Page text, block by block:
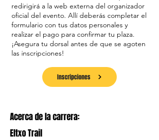
redirigirá a la web externa del organizador
oficial del evento. Allí deberás completar el
formulario con tus datos personales y
realizar el pago para confirmar tu plaza.
¡Asegura tu dorsal antes de que se agoten
las inscripciones!
Inscripciones
Acerca de la carrera:
Eltxo Trail